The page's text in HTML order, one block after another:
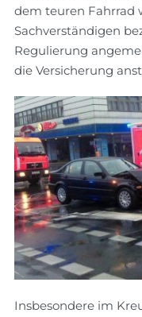
dem teuren Fahrrad
Sachverständigen
Regulierung
die Versicherung
Insbesondere im